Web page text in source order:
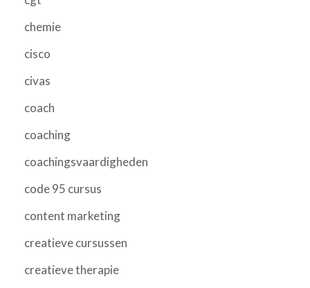
chemie
cisco
civas
coach
coaching
coachingsvaardigheden
code 95 cursus
content marketing
creatieve cursussen
creatieve therapie